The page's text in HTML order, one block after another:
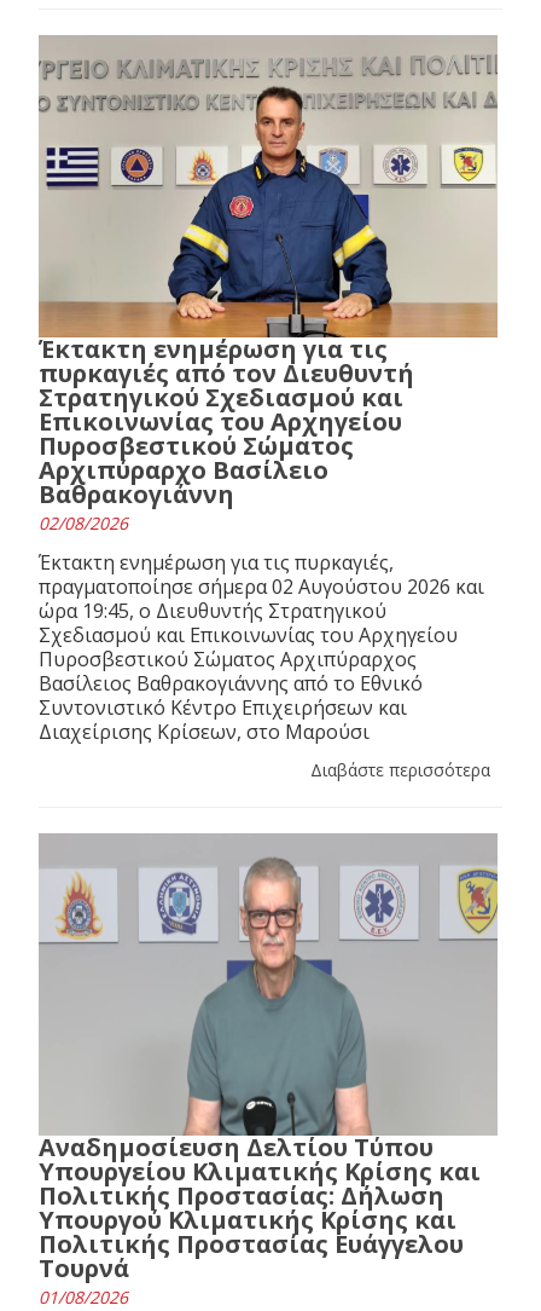
Έκτακτη ενημέρωση για τις
πυρκαγιές από τον Διευθυντή
Στρατηγικού Σχεδιασμού και
Επικοινωνίας του Αρχηγείου
Πυροσβεστικού Σώματος
Αρχιπύραρχο Βασίλειο
Βαθρακογιάννη
02/08/2026
Έκτακτη ενημέρωση για τις πυρκαγιές,
πραγματοποίησε σήμερα 02 Αυγούστου 2026 και
ώρα 19:45, ο Διευθυντής Στρατηγικού
Σχεδιασμού και Επικοινωνίας του Αρχηγείου
Πυροσβεστικού Σώματος Αρχιπύραρχος
Βασίλειος Βαθρακογιάννης από το Εθνικό
Συντονιστικό Κέντρο Επιχειρήσεων και
Διαχείρισης Κρίσεων, στο Μαρούσι
Διαβάστε περισσότερα
Αναδημοσίευση Δελτίου Τύπου
Υπουργείου Κλιματικής Κρίσης και
Πολιτικής Προστασίας: Δήλωση
Υπουργού Κλιματικής Κρίσης και
Πολιτικής Προστασίας Ευάγγελου
Τουρνά
01/08/2026